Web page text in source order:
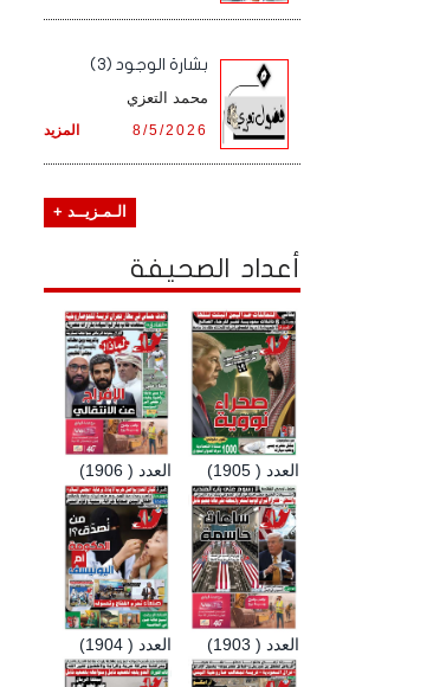
بشارة الوجود (3)
محمد التعزي
المزيد 8/5/2026
الـمـزيــد +
أعداد الصحيفة
العدد ( 1906) العدد ( 1905)
العدد ( 1904) العدد ( 1903)